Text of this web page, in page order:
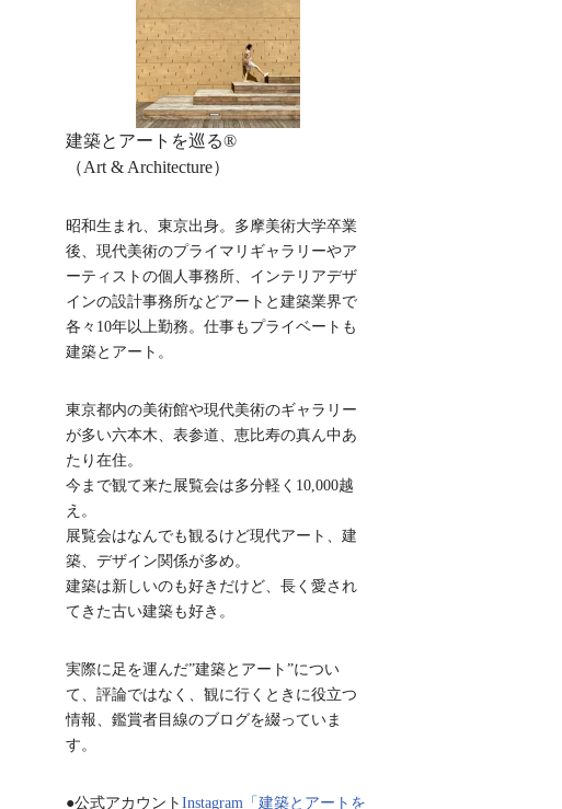
建築とアートを巡る®︎
（Art & Architecture）
昭和生まれ、東京出身。多摩美術大学卒業
後、現代美術のプライマリギャラリーやア
ーティストの個人事務所、インテリアデザ
インの設計事務所などアートと建築業界で
各々10年以上勤務。仕事もプライベートも
建築とアート。
東京都内の美術館や現代美術のギャラリー
が多い六本木、表参道、恵比寿の真ん中あ
たり在住。
今まで観て来た展覧会は多分軽く10,000越
え。
展覧会はなんでも観るけど現代アート、建
築、デザイン関係が多め。
建築は新しいのも好きだけど、長く愛され
てきた古い建築も好き。
実際に足を運んだ”建築とアート”につい
て、評論ではなく、観に行くときに役立つ
情報、鑑賞者目線のブログを綴っていま
す。
●公式アカウント Instagram「建築とアートを